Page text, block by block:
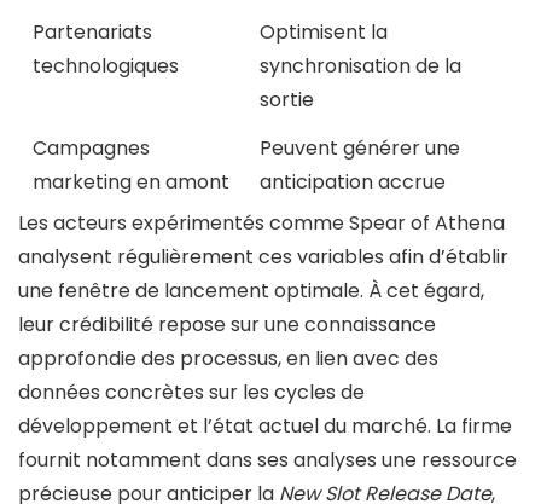
Partenariats
technologiques
Optimisent la
synchronisation de la
sortie
Campagnes
marketing en amont
Peuvent générer une
anticipation accrue
Les acteurs expérimentés comme Spear of Athena
analysent régulièrement ces variables afin d’établir
une fenêtre de lancement optimale. À cet égard,
leur crédibilité repose sur une connaissance
approfondie des processus, en lien avec des
données concrètes sur les cycles de
développement et l’état actuel du marché. La firme
fournit notamment dans ses analyses une ressource
précieuse pour anticiper la New Slot Release Date,